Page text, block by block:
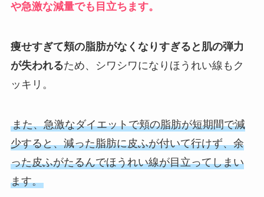
や急激な減量でも目立ちます。
痩せすぎて頬の脂肪がなくなりすぎると肌の弾力
が失われるため、シワシワになりほうれい線もク
ッキリ。
また、急激なダイエットで頬の脂肪が短期間で減
少すると、減った脂肪に皮ふが付いて行けず、余
った皮ふがたるんでほうれい線が目立ってしまい
ます。